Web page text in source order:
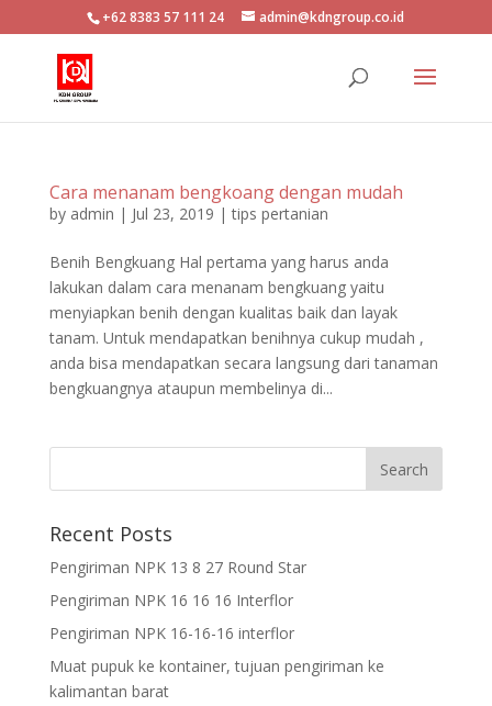
+62 8383 57 111 24 admin@kdngroup.co.id
Cara menanam bengkoang dengan mudah
by admin | Jul 23, 2019 |tips pertanian
Benih Bengkuang Hal pertama yang harus anda
lakukan dalam cara menanam bengkuang yaitu
menyiapkan benih dengan kualitas baik dan layak
tanam. Untuk mendapatkan benihnya cukup mudah ,
anda bisa mendapatkan secara langsung dari tanaman
bengkuangnya ataupun membelinya di...
Recent Posts
Pengiriman NPK 13 8 27 Round Star
Pengiriman NPK 16 16 16 Interflor
Pengiriman NPK 16-16-16 interflor
Muat pupuk ke kontainer, tujuan pengiriman ke
kalimantan barat